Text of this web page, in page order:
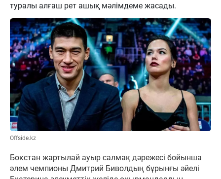
туралы алғаш рет ашық мәлімдеме жасады.
Offside.kz
Бокстан жартылай ауыр салмақ дәрежесі бойынша
әлем чемпионы Дмитрий Биволдың бұрынғы әйелі